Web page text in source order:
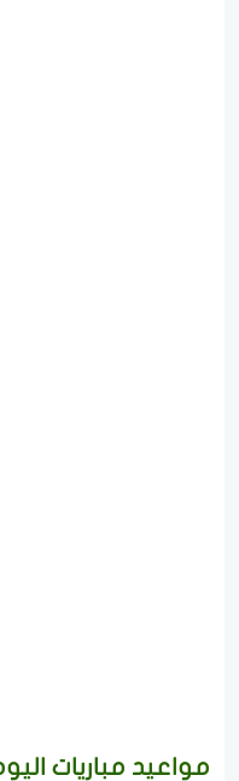
مواعيد مباريات